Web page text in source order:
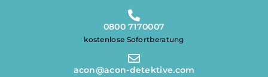
0800 7170007
kostenlose Sofortberatung
acon@acon-detektive.com